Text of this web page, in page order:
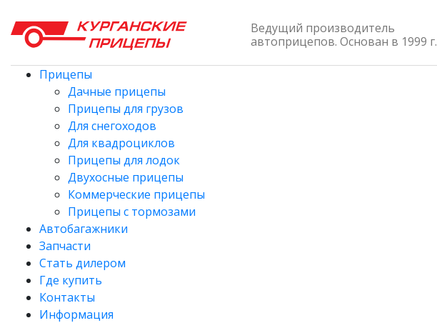
Ведущий производитель
автоприцепов. Основан в 1999 г.
Прицепы
Дачные прицепы
Прицепы для грузов
Для снегоходов
Для квадроциклов
Прицепы для лодок
Двухосные прицепы
Коммерческие прицепы
Прицепы с тормозами
Автобагажники
Запчасти
Стать дилером
Где купить
Контакты
Информация